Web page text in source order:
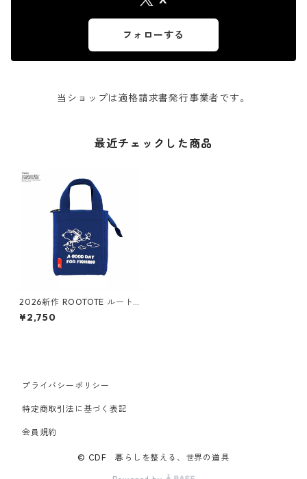
フォローする
当ショップは適格請求書発行事業者です。
最近チェックした商品
2026新作 ROOTOTE ルート
ート Vintage PEANUTS スヌ
ーピー ThermoーKeeper 851
¥2,750
プライバシーポリシー
特定商取引法に基づく表記
会員規約
© CDF 暮らしを整える、世界の道具